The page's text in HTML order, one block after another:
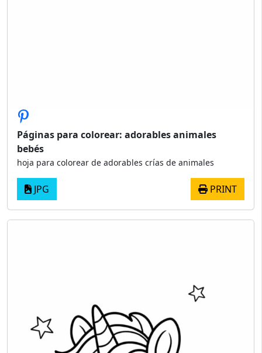
Páginas para colorear: adorables animales
bebés
hoja para colorear de adorables crías de animales
JPG PRINT